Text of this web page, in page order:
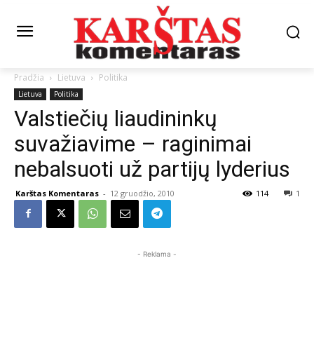
Pradžia Lietuva Politika
Lietuva Politika
Valstiečių liaudininkų
suvažiavime – raginimai
nebalsuoti už partijų lyderius
Karštas Komentaras - 12 gruodžio, 2010 1
114
- Reklama -